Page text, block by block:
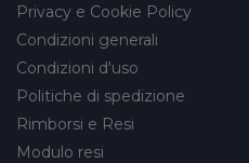
Privacy e Cookie Policy
Condizioni generali
Condizioni d'uso
Politiche di spedizione
Rimborsi e Resi
Modulo resi